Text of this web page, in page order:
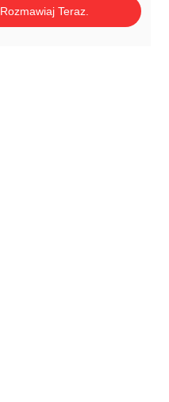
Rozmawiaj Teraz.